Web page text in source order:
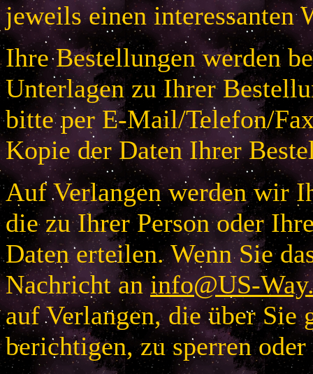
jeweils einen interessanten
Ihre Bestellungen werden
Unterlagen zu Ihrer
bitte per E-Mail/Telefon/
Kopie der Daten Ihrer
Auf Verlangen werden wir
die zu Ihrer Person oder
Daten erteilen. Wenn Sie
Nachricht aninfo@US-
auf Verlangen, die über Sie
berichtigen, zu sperren